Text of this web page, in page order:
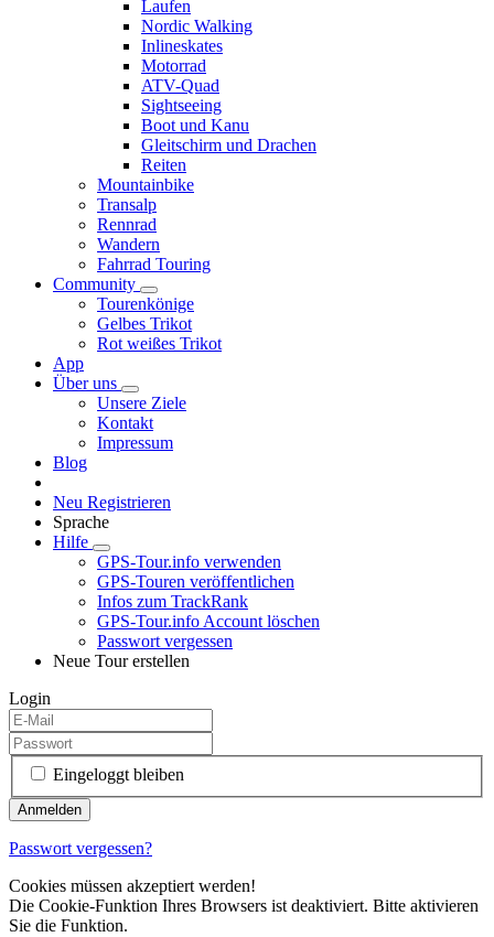
Laufen
Nordic Walking
Inlineskates
Motorrad
ATV-Quad
Sightseeing
Boot und Kanu
Gleitschirm und Drachen
Reiten
Mountainbike
Transalp
Rennrad
Wandern
Fahrrad Touring
Community
Tourenkönige
Gelbes Trikot
Rot weißes Trikot
App
Über uns
Unsere Ziele
Kontakt
Impressum
Blog
Neu Registrieren
Sprache
Hilfe
GPS-Tour.info verwenden
GPS-Touren veröffentlichen
Infos zum TrackRank
GPS-Tour.info Account löschen
Passwort vergessen
Neue Tour erstellen
Login
Eingeloggt bleiben
Passwort vergessen?
Cookies müssen akzeptiert werden!
Die Cookie-Funktion Ihres Browsers ist deaktiviert. Bitte aktivieren
Sie die Funktion.